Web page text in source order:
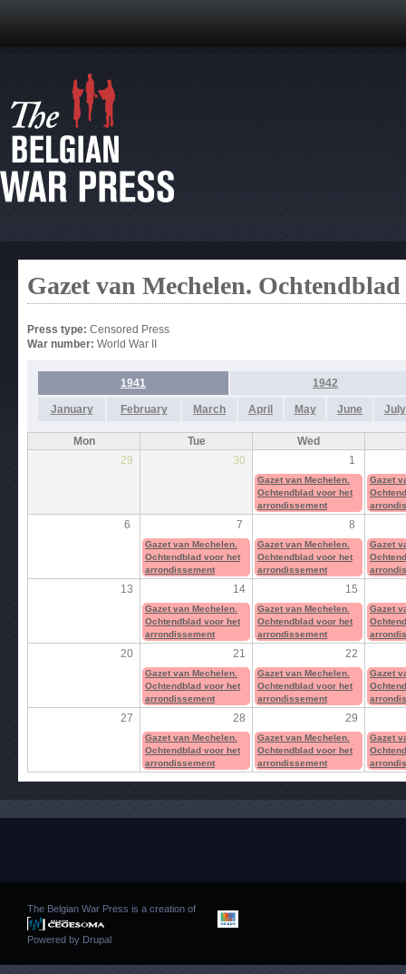
Gazet van Mechelen.
Press type: Censored Press
War number: World War II
1941 1942
January February March April May June July
Mon Tue
Wed
29
30 1
Gazet van Mechelen.
Ochtendblad voor het
arrondissement
Gazet
6 7 8
Gazet van Mechelen.
Ochtendblad voor het
arrondissement
Gazet van Mechelen.
Ochtendblad voor het
arrondissement
Gazet
13 14 15
Gazet van Mechelen.
Ochtendblad voor het
arrondissement
Gazet van Mechelen.
Ochtendblad voor het
arrondissement
Gazet
20 21 22
Gazet van Mechelen.
Ochtendblad voor het
arrondissement
Gazet van Mechelen.
Ochtendblad voor het
arrondissement
Gazet
27 28 29
Gazet van Mechelen.
Ochtendblad voor het
arrondissement
Gazet van Mechelen.
Ochtendblad voor het
arrondissement
Gazet
The Belgian War Press is a creation of
Powered by Drupal